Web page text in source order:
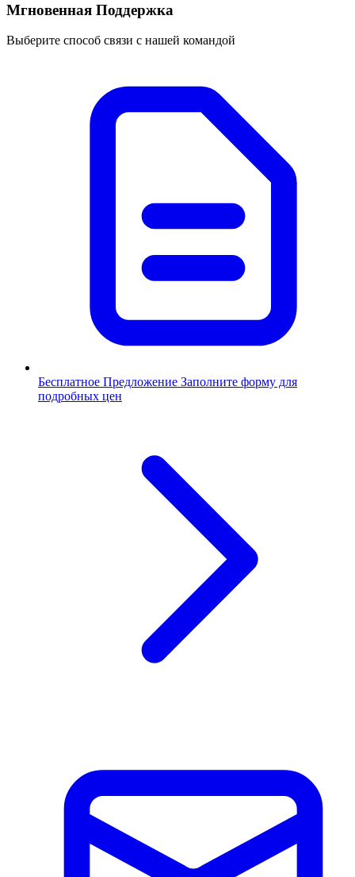
Мгновенная Поддержка
Выберите способ связи с нашей командой
Бесплатное Предложение Заполните форму для
подробных цен